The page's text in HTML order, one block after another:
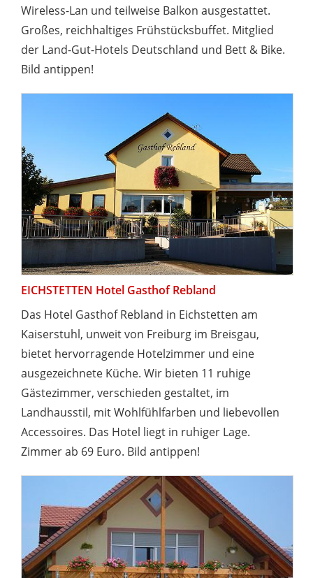
Wireless-Lan und teilweise Balkon ausgestattet.
Großes, reichhaltiges Frühstücksbuffet. Mitglied
der Land-Gut-Hotels Deutschland und Bett & Bike.
Bild antippen!
EICHSTETTEN Hotel Gasthof Rebland
Das Hotel Gasthof Rebland in Eichstetten am
Kaiserstuhl, unweit von Freiburg im Breisgau,
bietet hervorragende Hotelzimmer und eine
ausgezeichnete Küche. Wir bieten 11 ruhige
Gästezimmer, verschieden gestaltet, im
Landhausstil, mit Wohlfühlfarben und liebevollen
Accessoires. Das Hotel liegt in ruhiger Lage.
Zimmer ab 69 Euro. Bild antippen!